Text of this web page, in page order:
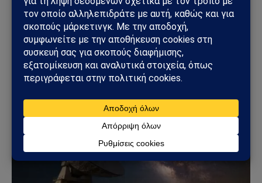
ΚΌΣΜΟΣ
Το Μπέλφαστ φλέγεται: Βίαιες ταραχές μετά από
επίθεση με μαχαίρι – Σπίτια, οχήματα και δρόμοι
στις φλόγες
10/06/2026